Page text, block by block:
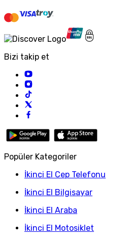
Bizi takip et
Popüler Kategoriler
İkinci El Cep Telefonu
İkinci El Bilgisayar
İkinci El Araba
İkinci El Motosiklet